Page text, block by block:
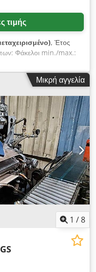
τιμής
, Έτος
Φάκελοι min./max.:
min./max.:
ραφές
Με πλευρικές ραφές
Παραγωγή: δεξτρίνη ή
ελαστικοποίηση λατέξ:
δυνατή η επιτόπια
Μικρή αγγελία
1 /8